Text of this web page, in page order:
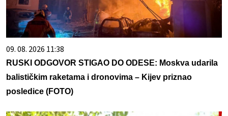
09. 08. 2026 11:38
RUSKI ODGOVOR STIGAO DO ODESE: Moskva udarila
balističkim raketama i dronovima – Kijev priznao
posledice (FOTO)